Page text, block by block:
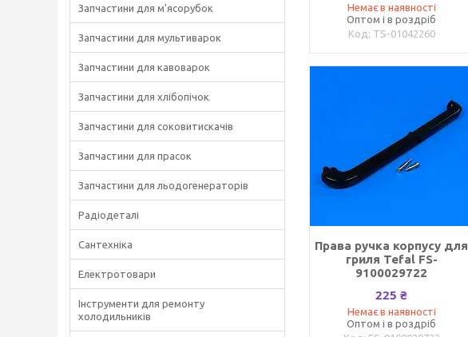
Немає в наявності
Оптом і в роздріб
TS-01042260
Права ручка корпусу для
гриля Tefal FS-
9100029722
225 ₴
Немає в наявності
Оптом і в роздріб
Запчастини для м'ясорубок
Запчастини для мультиварок
Запчастини для кавоварок
Запчастини для хлібопічок
Запчастини для соковитискачів
Запчастини для прасок
Запчастини для льодогенераторів
Радіодеталі
Сантехніка
Електротовари
Інструменти для ремонту
холодильників